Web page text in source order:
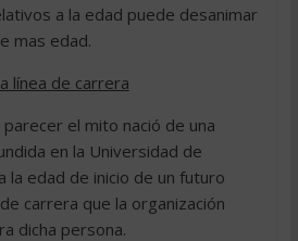
a la edad puede desanimar
mas edad.
línea de carrera
el mito nació de una
en la Universidad de
la edad de inicio de un futuro
carrera que la organización
dicha persona.